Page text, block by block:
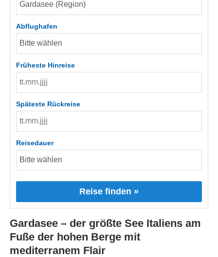
Abflughafen
Früheste Hinreise
Späteste Rückreise
Reisedauer
Reise finden »
Gardasee – der größte See Italiens am
Fuße der hohen Berge mit
mediterranem Flair